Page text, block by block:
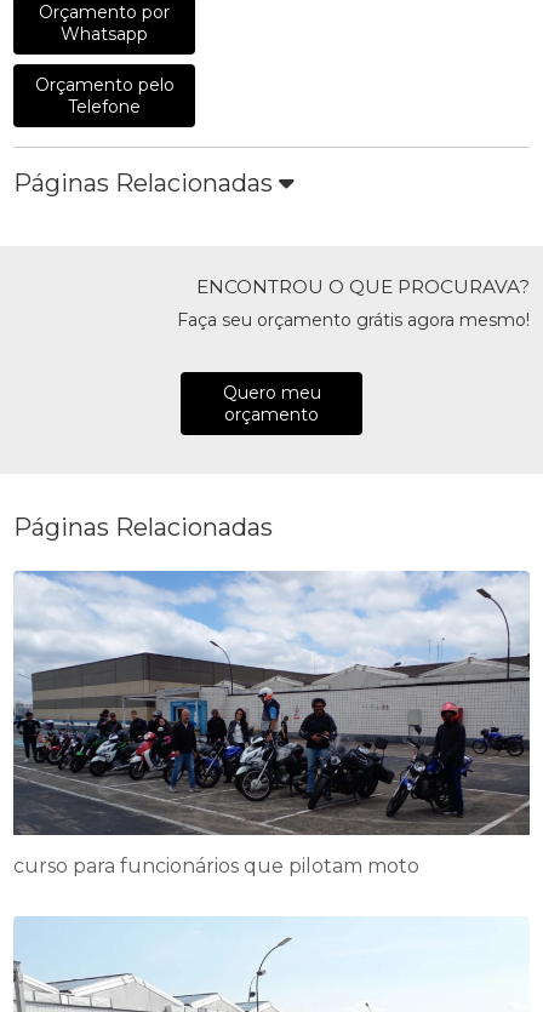
Orçamento por
Whatsapp
Orçamento pelo
Telefone
Páginas Relacionadas
ENCONTROU O QUE PROCURAVA?
Faça seu orçamento grátis agora mesmo!
Quero meu
orçamento
Páginas Relacionadas
curso para funcionários que pilotam moto